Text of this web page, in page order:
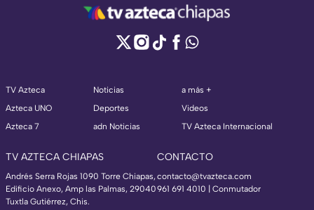
TV Azteca
Azteca UNO
Azteca 7
Noticias
Deportes
adn Noticias
a más +
Videos
TV Azteca Internacional
TV AZTECA CHIAPAS
Andrés Serra Rojas 1090 Torre Chiapas,
Edificio Anexo, Amp las Palmas, 29040
Tuxtla Gutiérrez, Chis.
CONTACTO
contacto@tvazteca.com
961 691 4010 | Conmutador